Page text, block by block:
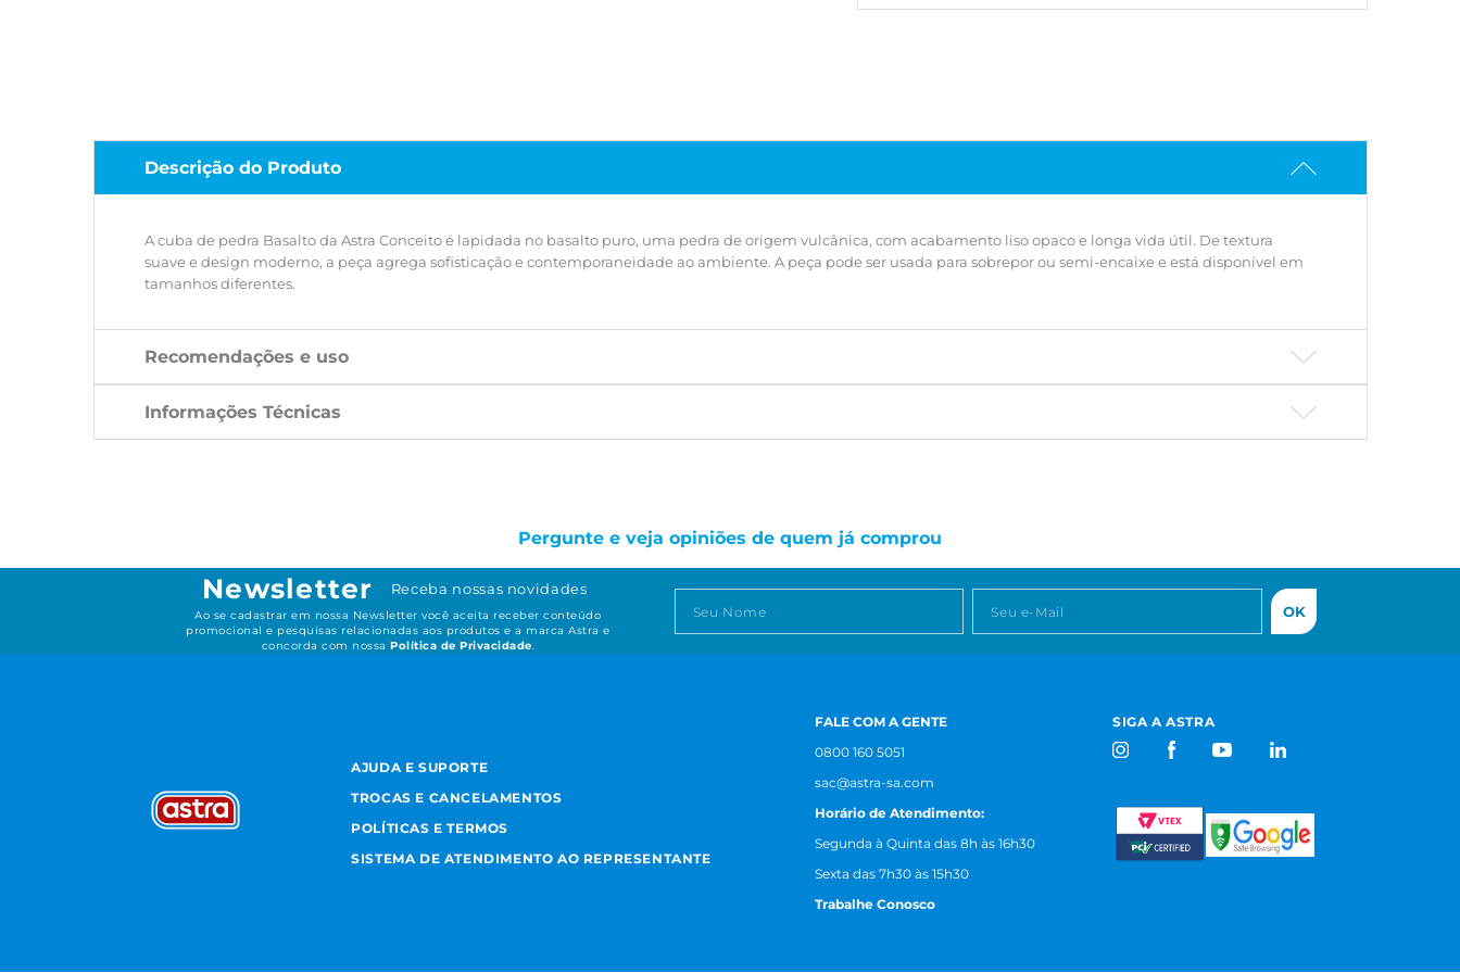
Descrição do Produto
A cuba de pedra Basalto da Astra Conceito é lapidada no basalto puro, uma pedra de origem vulcânica, com acabamento liso opaco e longa vida útil. De textura
suave e design moderno, a peça agrega sofisticação e contemporaneidade ao ambiente. A peça pode ser usada para sobrepor ou semi-encaixe e está disponível em
tamanhos diferentes.
Recomendações e uso
Informações Técnicas
Pergunte e veja opiniões de quem já comprou
Newsletter Receba nossas novidades
Ao se cadastrar em nossa Newsletter você aceita receber conteúdo
promocional e pesquisas relacionadas aos produtos e a marca Astra e
concorda com nossaPolítica de Privacidade.
OK
AJUDA E SUPORTE
TROCAS E CANCELAMENTOS
POLÍTICAS E TERMOS
SISTEMA DE ATENDIMENTO AO REPRESENTANTE
FALE COM A GENTE
0800 160 5051
sac@astra-sa.com
Horário de Atendimento:
Segunda à Quinta das 8h às 16h30
Sexta das 7h30 às 15h30
Trabalhe Conosco
SIGA A ASTRA